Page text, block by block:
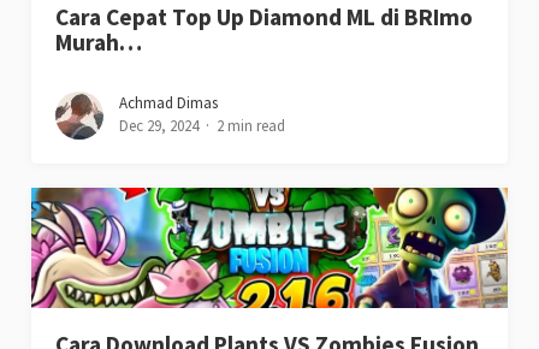
Cara Cepat Top Up Diamond ML di BRImo
Murah…
Achmad Dimas
Dec 29, 2024
2 min read